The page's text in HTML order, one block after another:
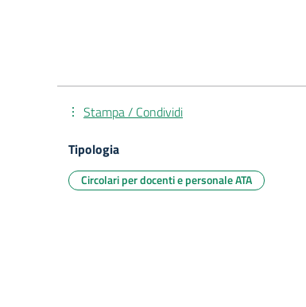
Stampa / Condividi
Tipologia
Circolari per docenti e personale ATA